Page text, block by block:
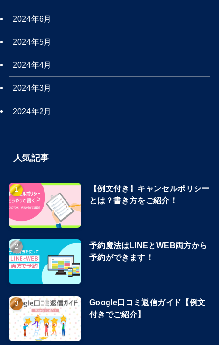
2024年6月
2024年5月
2024年4月
2024年3月
2024年2月
人気記事
【例文付き】キャンセルポリシー
とは？書き方をご紹介！
予約魔法はLINEとWEB両方から
予約ができます！
Google口コミ返信ガイド【例文
付きでご紹介】